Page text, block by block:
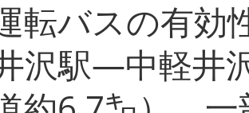
転バスの有効
沢駅―中軽井